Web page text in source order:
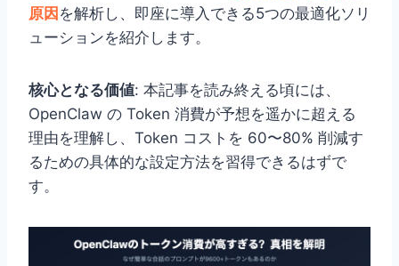
原因 を解析し、即座に導入できる5つの最適化ソリ
ューションを紹介します。
核心となる価値: 本記事を読み終える頃には、
OpenClaw の Token 消費が予想を遥かに超える
理由を理解し、Token コストを 60〜80% 削減す
るための具体的な設定方法を習得できるはずで
す。